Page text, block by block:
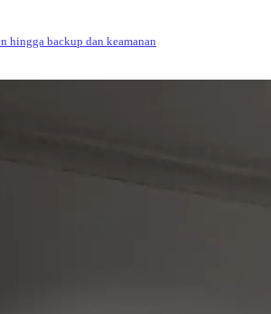
hingga backup dan keamanan